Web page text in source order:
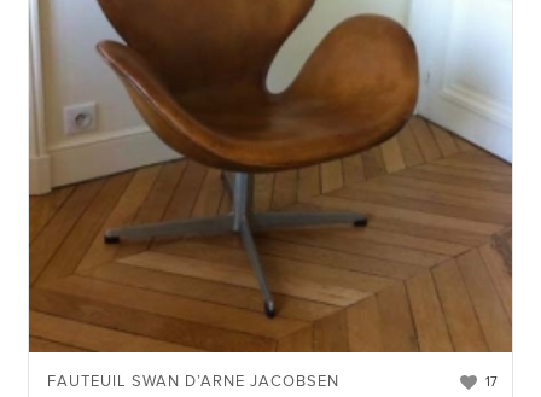
17
FAUTEUIL SWAN D’ARNE JACOBSEN